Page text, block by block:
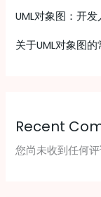
UML对象图：开
关于UML对象图
Recent
您尚未收到任何评